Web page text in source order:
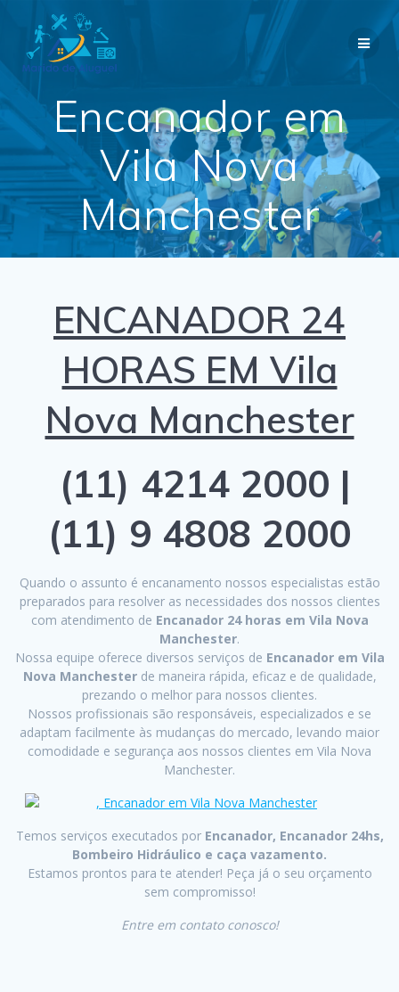
Encanador em
Vila Nova
Manchester
ENCANADOR 24
HORAS EM Vila
Nova Manchester
(11) 4214 2000 |
(11) 9 4808 2000
Quando o assunto é encanamento nossos especialistas estão
preparados para resolver as necessidades dos nossos clientes
com atendimento de Encanador 24 horas em Vila Nova
Manchester.
Nossa equipe oferece diversos serviços de Encanador em Vila
Nova Manchesterde maneira rápida, eficaz e de qualidade,
prezando o melhor para nossos clientes.
Nossos profissionais são responsáveis, especializados e se
adaptam facilmente às mudanças do mercado, levando maior
comodidade e segurança aos nossos clientes em Vila Nova
Manchester.
Temos serviços executados por Encanador, Encanador 24hs,
Bombeiro Hidráulico e caça vazamento.
Estamos prontos para te atender! Peça já o seu orçamento
sem compromisso!
Entre em contato conosco!